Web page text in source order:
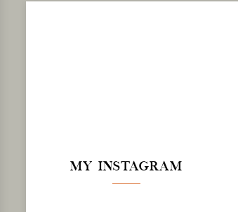
MY INSTAGRAM